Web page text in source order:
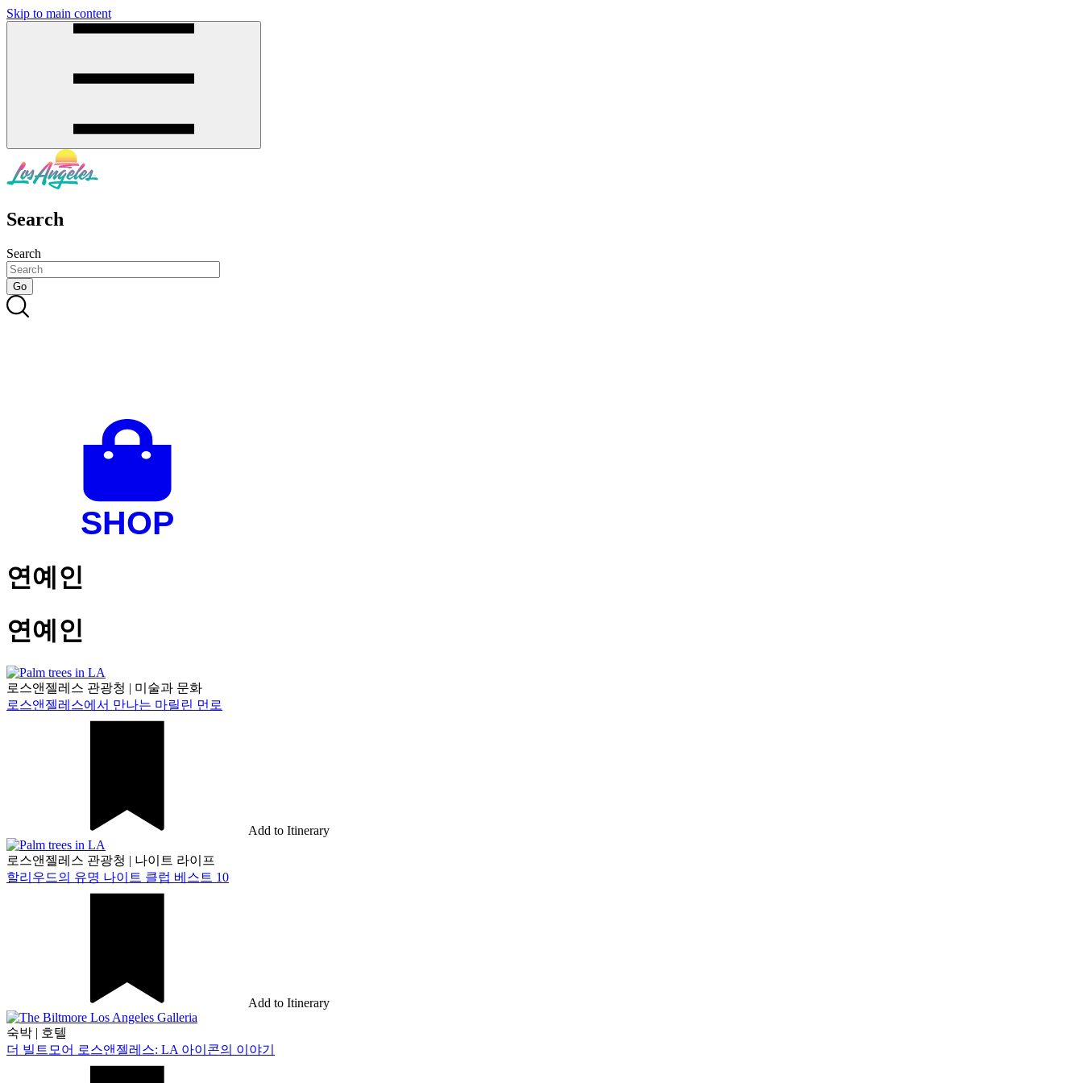
Skip to main content
Search
Search
연예인
연예인
로스앤젤레스 관광청 | 미술과 문화
로스앤젤레스에서 만나는 마릴린 먼로
Add to Itinerary
로스앤젤레스 관광청 | 나이트 라이프
할리우드의 유명 나이트 클럽 베스트 10
Add to Itinerary
숙박 | 호텔
더 빌트모어 로스앤젤레스: LA 아이콘의 이야기